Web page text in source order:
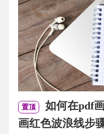
置顶
如何在pdf
画红色波浪线步